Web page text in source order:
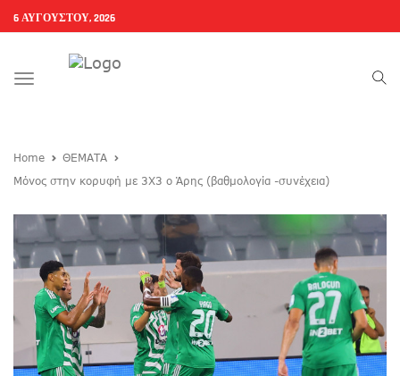
6 ΑΥΓΟΎΣΤΟΥ, 2026
Toggle
Home
ΘΕΜΑΤΑ
Mόνος στην κορυφή με 3Χ3 ο Άρης (βαθμολογία -συνέχεια)